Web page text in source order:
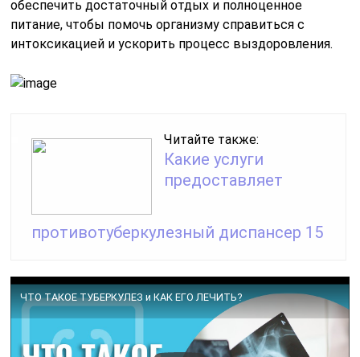
обеспечить достаточный отдых и полноценное
питание, чтобы помочь организму справиться с
интоксикацией и ускорить процесс выздоровления.
Читайте также:
Какие услуги
предоставляет
противотуберкулезный диспансер 15
ЧТО ТАКОЕ ТУБЕРКУЛЕЗ и КАК ЕГО ЛЕЧИТЬ?